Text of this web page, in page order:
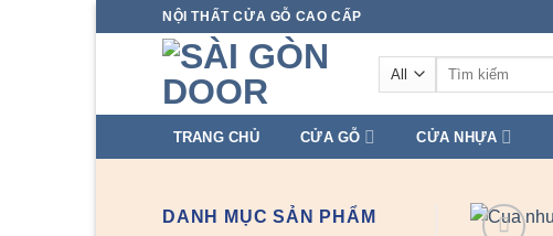
NỘI THẤT CỬA GỖ CAO CẤP
Tìm
TRANG CHỦ CỬA GỖ CỬA NHỰA
DANH MỤC SẢN PHẨM